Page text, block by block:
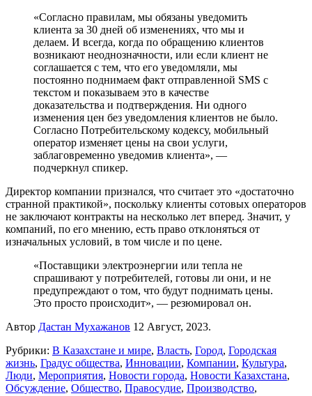
«Согласно правилам, мы обязаны уведомить
клиента за 30 дней об изменениях, что мы и
делаем. И всегда, когда по обращению клиентов
возникают неоднозначности, или если клиент не
соглашается с тем, что его уведомляли, мы
постоянно поднимаем факт отправленной SMS с
текстом и показываем это в качестве
доказательства и подтверждения. Ни одного
изменения цен без уведомления клиентов не было.
Согласно Потребительскому кодексу, мобильный
оператор изменяет цены на свои услуги,
заблаговременно уведомив клиента», —
подчеркнул спикер.
Директор компании признался, что считает это «достаточно
странной практикой», поскольку клиенты сотовых операторов
не заключают контракты на несколько лет вперед. Значит, у
компаний, по его мнению, есть право отклоняться от
изначальных условий, в том числе и по цене.
«Поставщики электроэнергии или тепла не
спрашивают у потребителей, готовы ли они, и не
предупреждают о том, что будут поднимать цены.
Это просто происходит», — резюмировал он.
Автор Дастан Мухажанов 12 Август, 2023.
Рубрики: В Казахстане и мире, Власть, Город, Городская
жизнь, Градус общества, Инновации, Компании, Культура,
Люди, Мероприятия, Новости города, Новости Казахстана,
Обсуждение, Общество, Правосудие, Производство,